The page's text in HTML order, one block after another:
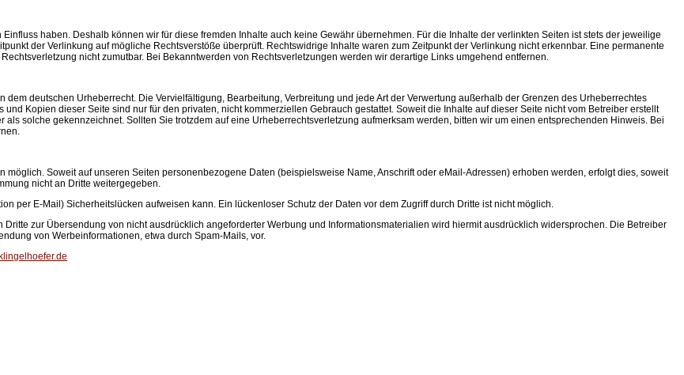
haben. Deshalb können wir für diese fremden Inhalte auch keine Gewähr übernehmen. Für die Inhalte der verlinkten Seiten ist stets der jeweilige
der Verlinkung auf mögliche Rechtsverstöße überprüft. Rechtswidrige Inhalte waren zum Zeitpunkt der Verlinkung nicht erkennbar. Eine permanente
nicht zumutbar. Bei Bekanntwerden von Rechtsverletzungen werden wir derartige Links umgehend entfernen.
deutschen Urheberrecht. Die Vervielfältigung, Bearbeitung, Verbreitung und jede Art der Verwertung außerhalb der Grenzen des Urheberrechtes
Kopien dieser Seite sind nur für den privaten, nicht kommerziellen Gebrauch gestattet. Soweit die Inhalte auf dieser Seite nicht vom Betreiber erstellt
solche gekennzeichnet. Sollten Sie trotzdem auf eine Urheberrechtsverletzung aufmerksam werden, bitten wir um einen entsprechenden Hinweis. Bei
Soweit auf unseren Seiten personenbezogene Daten (beispielsweise Name, Anschrift oder eMail-Adressen) erhoben werden, erfolgt dies, soweit
nicht an Dritte weitergegeben.
per E-Mail) Sicherheitslücken aufweisen kann. Ein lückenloser Schutz der Daten vor dem Zugriff durch Dritte ist nicht möglich.
zur Übersendung von nicht ausdrücklich angeforderter Werbung und Informationsmaterialien wird hiermit ausdrücklich widersprochen. Die Betreiber
von Werbeinformationen, etwa durch Spam-Mails, vor.